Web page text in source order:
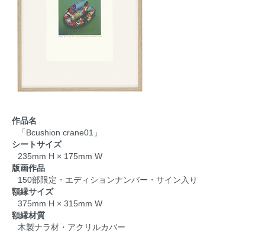
作品名
「Bcushion crane01」
シートサイズ
235mm H × 175mm W
版画作品
150部限定・エディションナンバー・サイン入り
額縁サイズ
375mm H × 315mm W
額縁材質
木製ナラ材・アクリルカバー